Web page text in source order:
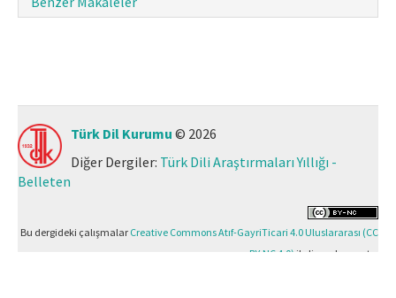
Türk Dil Kurumu © 2026
Diğer Dergiler: Türk Dili Araştırmaları Yıllığı -
Belleten
Bu dergideki çalışmalar Creative Commons Atıf-GayriTicari 4.0 Uluslararası (CC
BY-NC 4.0) ile lisanslanmıştır.